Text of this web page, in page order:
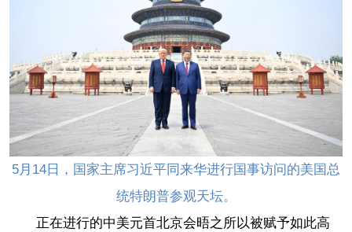
5月14日，国家主席习近平同来华进行国事访问的美国总
统特朗普参观天坛。
正在进行的中美元首北京会晤之所以被赋予如此高